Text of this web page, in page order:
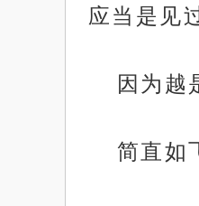
应当是见
因为越
简直如